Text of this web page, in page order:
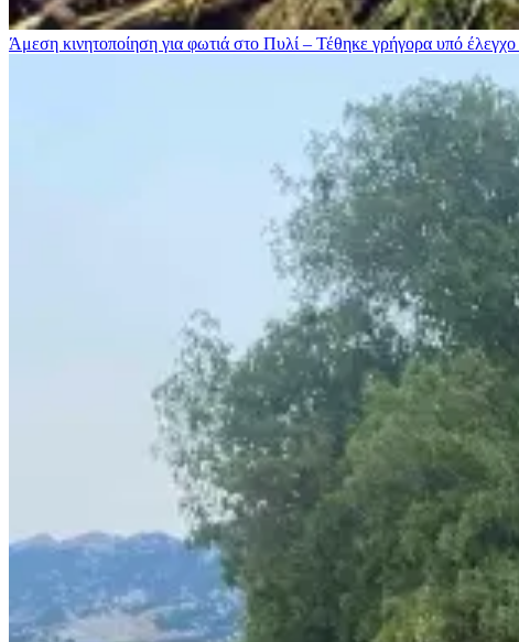
Άμεση κινητοποίηση για φωτιά στο Πυλί – Τέθηκε γρήγορα υπό έλεγχο